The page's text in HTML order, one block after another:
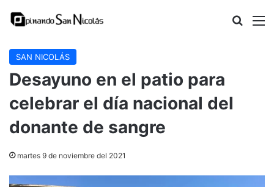
Buscar
SAN NICOLÁS
Desayuno en el patio para
celebrar el día nacional del
donante de sangre
martes 9 de noviembre del 2021